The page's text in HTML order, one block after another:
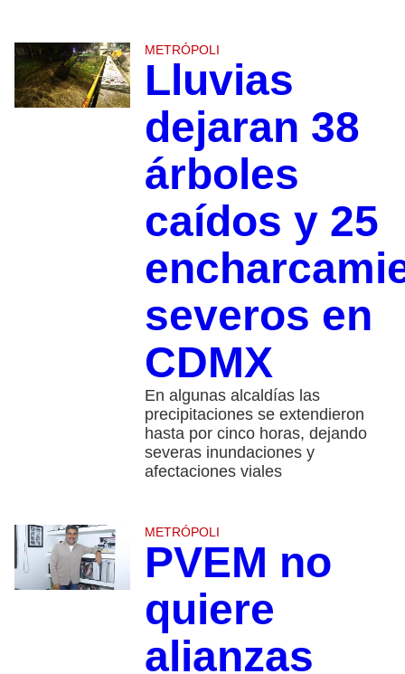
METRÓPOLI
Lluvias
dejaran 38
árboles
caídos y 25
severos en
CDMX
En algunas alcaldías las
precipitaciones se extendieron
hasta por cinco horas, dejando
severas inundaciones y
afectaciones viales
METRÓPOLI
PVEM no
quiere
alianzas